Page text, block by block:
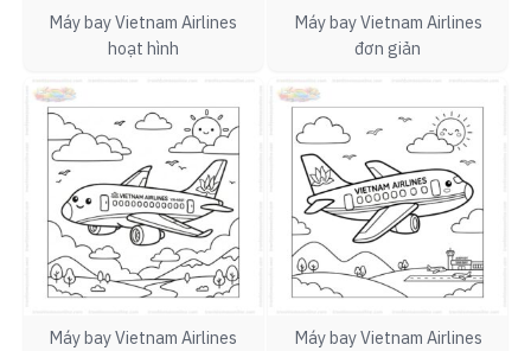
Máy bay Vietnam Airlines
hoạt hình
Máy bay Vietnam Airlines
đơn giản
Máy bay Vietnam Airlines
Máy bay Vietnam Airlines